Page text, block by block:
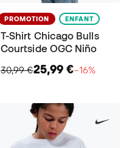
PROMOTION ENFANT
T-Shirt Chicago Bulls
Courtside OGC Niño
30,99 €25,99 €−16%